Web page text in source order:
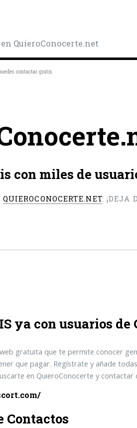
en QuieroConocerte.net
contactar gratis
con miles de
QUIEROCONOCERTE.NET. ¡DEJA
ya con usuarios de
gratuita que te permite conocer
que pagar. Regístrate y añade
en QuieroConocerte y contactar
Contactos